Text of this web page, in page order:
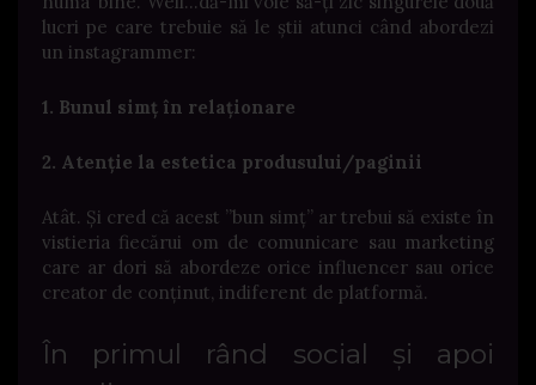
lucri pe care trebuie să le știi atunci când abordezi
un instagrammer:
1. Bunul simț în relaționare
2. Atenție la estetica produsului/paginii
Atât. Și cred că acest ”bun simț” ar trebui să existe în
vistieria fiecărui om de comunicare sau marketing
care ar dori să abordeze orice influencer sau orice
creator de conținut, indiferent de platformă.
În primul rând social și apoi